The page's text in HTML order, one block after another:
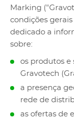
Marking
condições
dedicado a
sobre:
os produtos e
Gravotech
a presença
rede de
as ofertas de